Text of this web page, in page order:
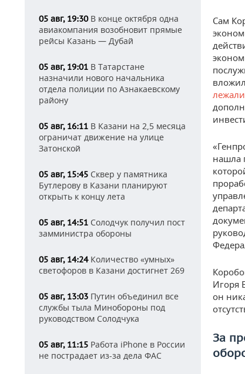
05 авг, 19:30В конце октября одна
авиакомпания возобновит прямые
рейсы Казань — Дубай
05 авг, 19:01 В Татарстане
назначили нового начальника
отдела полиции по Азнакаевскому
району
05 авг, 16:11 В Казани на 2,5 месяца
ограничат движение на улице
Затонской
05 авг, 15:45 Сквер у памятника
Бутлерову в Казани планируют
открыть к концу лета
05 авг, 14:51 Солодчук получил пост
замминистра обороны
05 авг, 14:24Количество «умных»
светофоров в Казани достигнет 269
05 авг, 13:03 Путин объединил все
службы тыла Минобороны под
руководством Солодчука
05 авг, 11:15 Работа iPhone в России
не пострадает из-за дела ФАС
Сам
лежали
нашла
Игоря
он
За